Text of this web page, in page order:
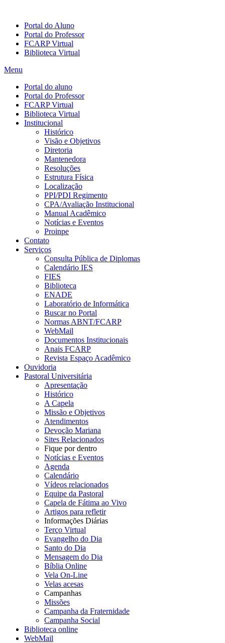
Portal do Aluno
Portal do Professor
FCARP Virtual
Biblioteca Virtual
Menu
Portal do aluno
Portal do Professor
FCARP Virtual
Biblioteca Virtual
Institucional
Histórico
Visão e Objetivos
Diretoria
Mantenedora
Resoluções
Estrutura Física
Localização
PPI/PDI Regimento
CPA/Avaliação Institucional
Manual Acadêmico
Notícias e Eventos
Proinpe
Contato
Serviços
Consulta Pública de Diplomas
Calendário IES
FIES
Biblioteca
ENADE
Laboratório de Informática
Buscar no Portal
Normas ABNT/FCARP
WebMail
Documentos Institucionais
Anais FCARP
Revista Espaço Acadêmico
Ouvidoria
Pastoral Universitária
Apresentação
Histórico
A Capela
Missão e Objetivos
Atendimentos
Devoção Mariana
Sites Relacionados
Fique por dentro
Notícias e Eventos
Agenda
Calendário
Vídeos relacionados
Equipe da Pastoral
Capela de Fátima ao Vivo
Artigos para refletir
Informações Diárias
Terço Virtual
Evangelho do Dia
Santo do Dia
Mensagem do Dia
Bíblia Online
Vela On-Line
Velas acesas
Campanhas
Missões
Campanha da Fraternidade
Campanha Social
Biblioteca online
WebMail